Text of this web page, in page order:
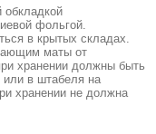
обкладкой
фольгой.
в крытых складах.
маты от
хранении должны быть
или в штабеля на
хранении не должна